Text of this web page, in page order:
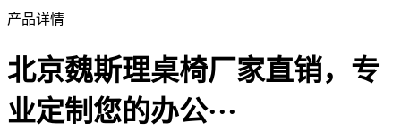
产品详情
北京魏斯理桌椅厂家直销，专
业定制您的办公···